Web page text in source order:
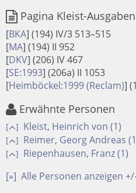
Pagina Kleist-Ausgaben
[BKA] (194) IV/3 513–515
[MA] (194) II 952
[DKV] (206) IV 467
[SE:1993] (206a) II 1053
[Heimböckel:1999 (Reclam)]
Erwähnte Personen
[ ] Kleist, Heinrich von (1)
[ ] Reimer, Georg Andreas
[ ] Riepenhausen, Franz (1)
[»] Alle Personen anzeigen +/